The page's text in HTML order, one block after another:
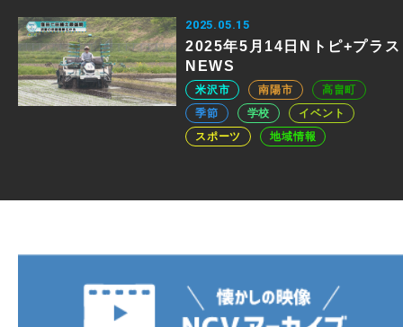
2025.05.15
2025年5月14日Nトピ+プラス
NEWS
米沢市 南陽市
高畠町
季節
学校
イベント
スポーツ
地域情報